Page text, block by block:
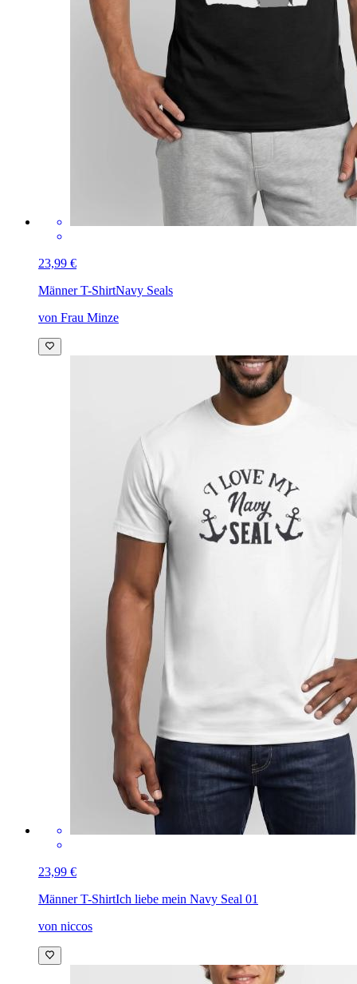
23,99 €
Männer T-ShirtNavy Seals
von Frau Minze
23,99 €
Männer T-ShirtIch liebe mein Navy Seal 01
von niccos